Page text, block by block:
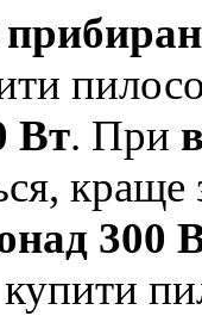
Вт. При
краще
300